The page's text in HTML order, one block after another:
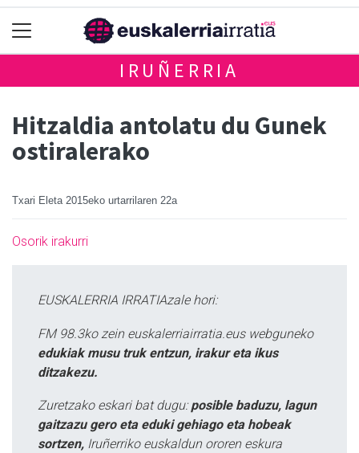
IRUÑERRIA
Hitzaldia antolatu du Gunek
ostiralerako
Txari Eleta 2015eko urtarrilaren 22a
Osorik irakurri
EUSKALERRIA IRRATIAzale hori:
FM 98.3ko zein euskalerriairratia.eus webguneko
edukiak musu truk entzun, irakur eta ikus
ditzakezu.
Zuretzako eskari bat dugu: posible baduzu, lagun
gaitzazu gero eta eduki gehiago eta hobeak
sortzen, Iruñerriko euskaldun ororen eskura